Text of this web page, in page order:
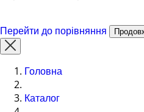
Перейти до порівняння
Головна
Каталог